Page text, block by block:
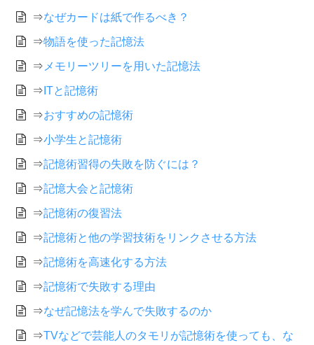
⇒なぜカードは紙で作るべき？
⇒物語を使った記憶法
⇒メモリーツリーを用いた記憶法
⇒ ITと記憶術
⇒おすすめの記憶術
⇒小学生と記憶術
⇒記憶術習得の失敗を防ぐには？
⇒記憶大会と記憶術
⇒記憶術の復習法
⇒記憶術と他の学習技術をリンクさせる方法
⇒記憶術を高速化する方法
⇒記憶術で失敗する理由
⇒なぜ記憶法を学んで失敗するのか
⇒TVなどで芸能人のタモリが記憶術を使っても、な